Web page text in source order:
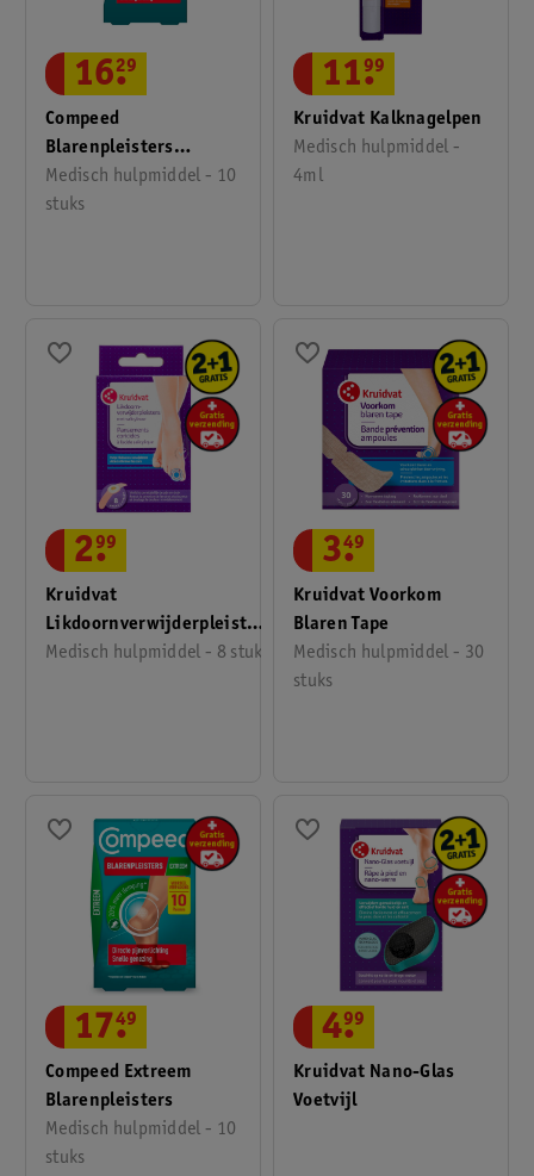
Compeed
Blarenpleisters
Mixpack
Medisch hulpmiddel - 10
stuks
16.
29
Kruidvat Kalknagelpen
Medisch hulpmiddel -
4ml
11.
99
Kruidvat
Likdoornverwijderpleisters
Met Salicylzuur
Medisch hulpmiddel - 8 stuks
2.
99
Kruidvat Voorkom
Blaren Tape
Medisch hulpmiddel - 30
stuks
3.
49
Compeed Extreem
Blarenpleisters
Medisch hulpmiddel - 10
stuks
17.
49
Kruidvat Nano-Glas
Voetvijl
4.
99